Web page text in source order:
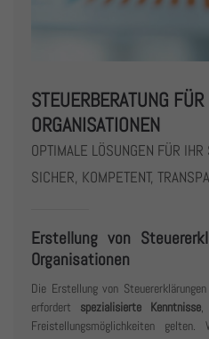
STEUERBERATUNG
ORGANISATIONEN
OPTIMALE LÖSUNGEN FÜR
SICHER, KOMPETENT,
Erstellung von
Organisationen
Die Erstellung von
erfordert spezialisierte Kenntnisse,
Freistellungsmöglichkeiten